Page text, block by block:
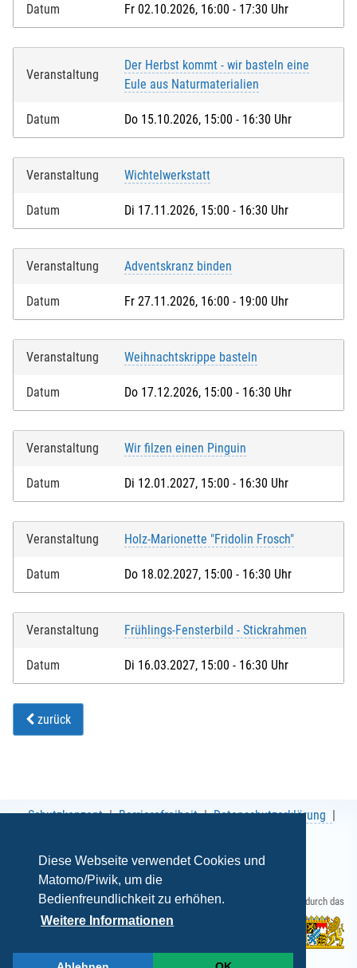
Diese Webseite verwendet Cookies und
Matomo/Piwik, um die
Bedienfreundlichkeit zu erhöhen.
Weitere Informationen
Datum Fr 02.10.2026, 16:00 - 17:30 Uhr
Veranstaltung
Der Herbst kommt - wir basteln eine
Eule aus Naturmaterialien
Datum Do 15.10.2026, 15:00 - 16:30 Uhr
Veranstaltung Wichtelwerkstatt
Datum Di 17.11.2026, 15:00 - 16:30 Uhr
Veranstaltung Adventskranz binden
Datum Fr 27.11.2026, 16:00 - 19:00 Uhr
Veranstaltung Weihnachtskrippe basteln
Datum Do 17.12.2026, 15:00 - 16:30 Uhr
Veranstaltung Wir filzen einen Pinguin
Datum Di 12.01.2027, 15:00 - 16:30 Uhr
Veranstaltung Holz-Marionette "Fridolin Frosch"
Datum Do 18.02.2027, 15:00 - 16:30 Uhr
Veranstaltung Frühlings-Fensterbild - Stickrahmen
Datum Di 16.03.2027, 15:00 - 16:30 Uhr
zurück
Schutzkonzept Barrierefreiheit
Datenschutzerklärung
Gefördert durch das